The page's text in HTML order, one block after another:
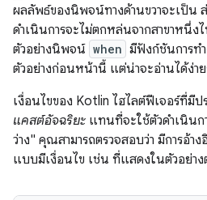
ผลลัพธ์ของนิพจน์ทางด้านขวาจะเป็น
ดำเนินการจะไม่ตกหล่นจากสาขาหนึ่ง
ตัวอย่างนิพจน์ when มีฟังก์ชันการท
ตัวอย่างก่อนหน้านี้ แต่น่าจะอ่านได้ง่าย
เงื่อนไขของ Kotlin ไฮไลต์ฟีเจอร์ที่มี
แคสต์อัจฉริยะ แทนที่จะใช้ตัวดำเนินก
ว่าง" คุณสามารถตรวจสอบว่า มีการอ้าง
แบบมีเงื่อนไข เช่น ที่แสดงในตัวอย่า